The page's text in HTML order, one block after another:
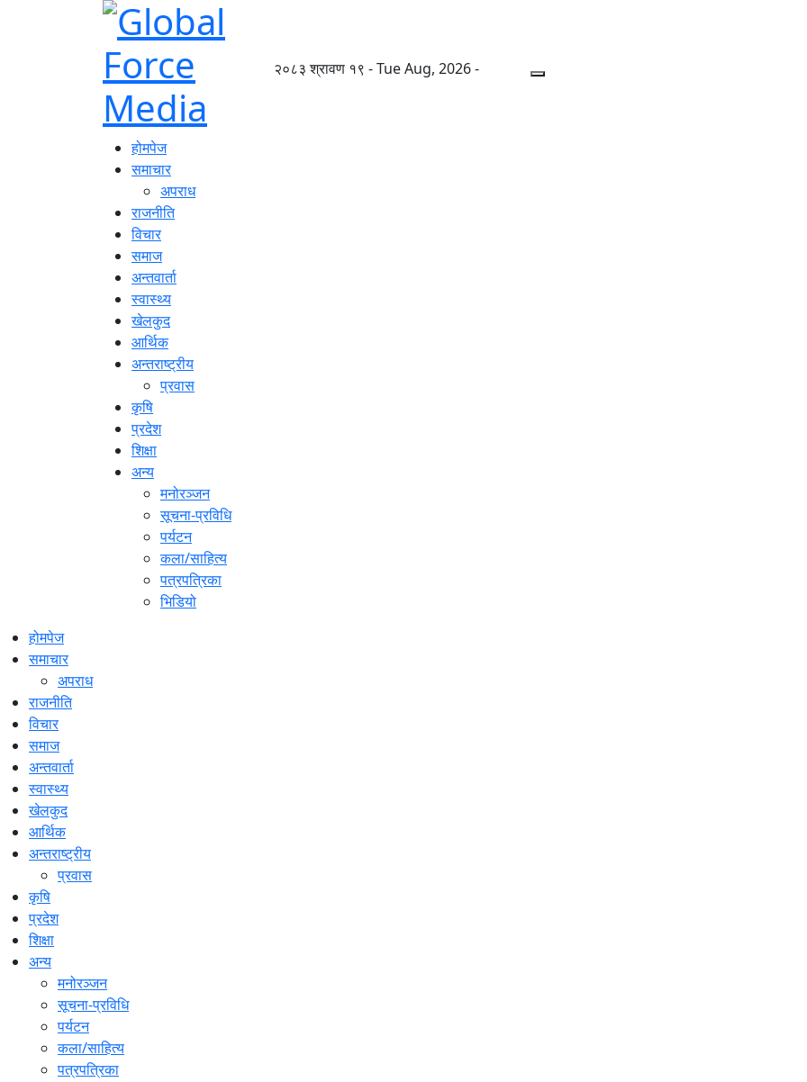
२०८३ श्रावण १९ - Tue Aug, 2026 -
होमपेज
समाचार
अपराध
राजनीति
विचार
समाज
अन्तवार्ता
स्वास्थ्य
खेलकुद
आर्थिक
अन्तराष्ट्रीय
प्रवास
कृषि
प्रदेश
शिक्षा
अन्य
मनोरञ्जन
सूचना-प्रविधि
पर्यटन
कला/साहित्य
पत्रपत्रिका
भिडियो
होमपेज
समाचार
अपराध
राजनीति
विचार
समाज
अन्तवार्ता
स्वास्थ्य
खेलकुद
आर्थिक
अन्तराष्ट्रीय
प्रवास
कृषि
प्रदेश
शिक्षा
अन्य
मनोरञ्जन
सूचना-प्रविधि
पर्यटन
कला/साहित्य
पत्रपत्रिका